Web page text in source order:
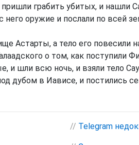
грабить убитых, и нашли
него оружие и послали по
Астарты, а тело его повесили
о том, как поступили
и шли всю ночь, и взяли тело
дубом в Иависе, и постились
// Telegram